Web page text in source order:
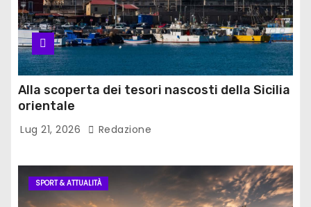
n
e
d
e
Alla scoperta dei tesori nascosti della Sicilia
orientale
Lug 21, 2026 Redazione
SPORT & ATTUALITÀ